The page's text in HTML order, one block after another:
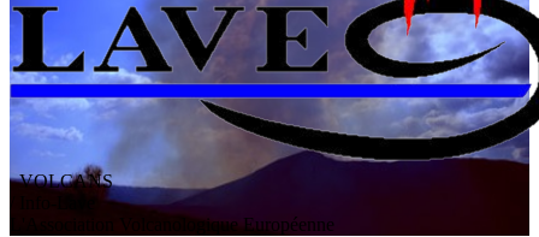
VOLCANS
ssociation V olcanologiqueEuropéenne